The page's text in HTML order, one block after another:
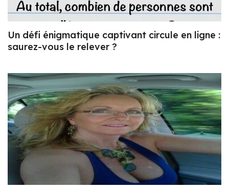
Un défi énigmatique captivant circule en ligne :
saurez-vous le relever ?